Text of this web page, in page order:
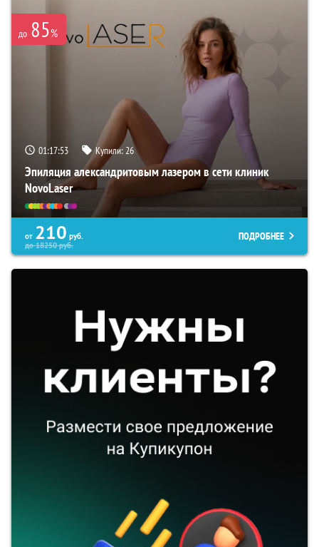
до 85%
01:17:53 Купили:26
Эпиляция александритовым лазером в сети клиник
NovoLaser
от 210 руб.
до18250руб.
ПОДРОБНЕЕ